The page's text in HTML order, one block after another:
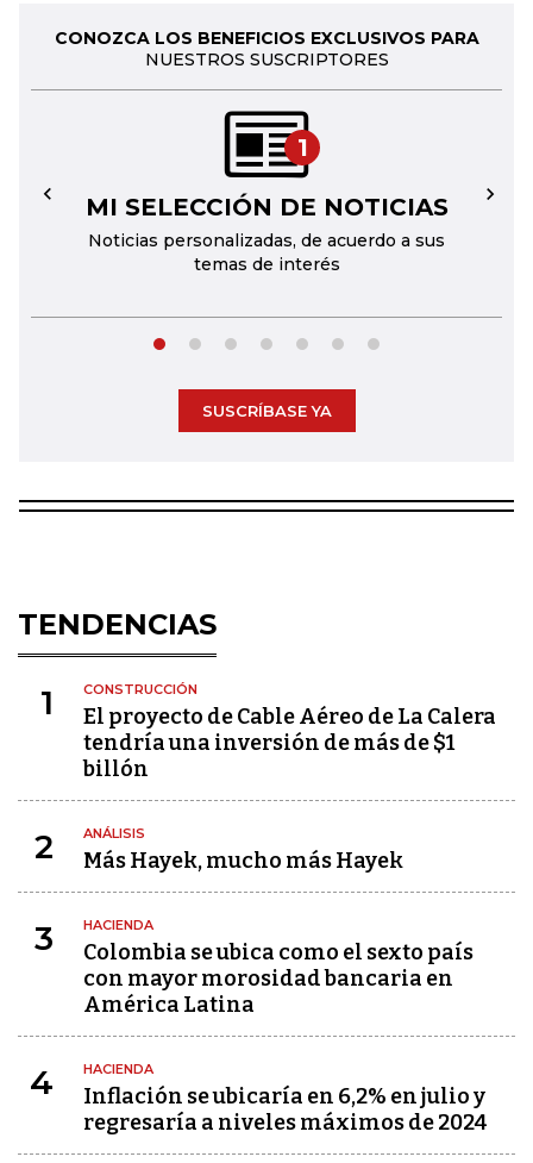
CONOZCA LOS BENEFICIOS EXCLUSIVOS PARA
NUESTROS SUSCRIPTORES
1
MI SELECCIÓN DE NOTICIAS
Noticias personalizadas, de acuerdo a sus
temas de interés
← →
SUSCRÍBASE YA
TENDENCIAS
1 CONSTRUCCIÓN
El proyecto de Cable Aéreo de La Calera
tendría una inversión de más de $1
billón
2 ANÁLISIS
Más Hayek, mucho más Hayek
3 HACIENDA
Colombia se ubica como el sexto país
con mayor morosidad bancaria en
América Latina
4 HACIENDA
Inflación se ubicaría en 6,2% en julio y
regresaría a niveles máximos de 2024